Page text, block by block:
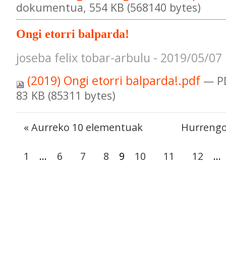
dokumentua, 554 KB (568140 bytes)
Ongi etorri balparda!
joseba felix tobar-arbulu - 2019/05/07
(2019) Ongi etorri balparda!.pdf —
83 KB (85311 bytes)
« Aurreko 10 elementuak
1 ... 6 7 8 9 10 11 12 ...